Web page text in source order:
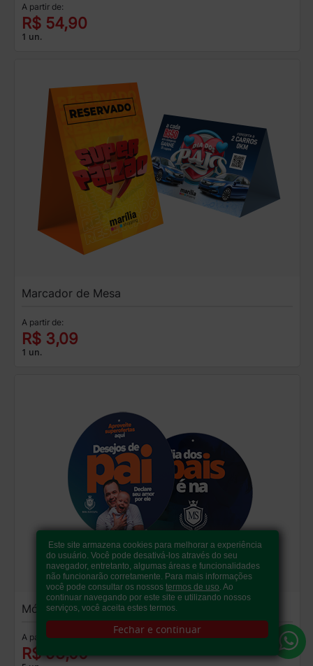
A partir de:
R$ 54,90
1 un.
Marcador de Mesa
A partir de:
R$ 3,09
1 un.
Móbile
A partir de:
R$ 93,00
Este site armazena cookies para melhorar a experiência
do usuário. Você pode desativá-los através do seu
navegador, entretanto, algumas áreas e funcionalidades
não funcionarão corretamente. Para mais informações
você pode consultar os nossostermos de uso. Ao
continuar navegando por este site e utilizando nossos
serviços, você aceita estes termos.
Fechar e continuar